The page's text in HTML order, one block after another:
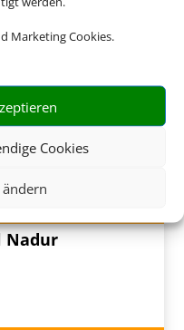
Marketing Cookies.
Cookies
Nadur